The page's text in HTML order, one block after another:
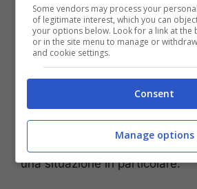
conduzione perché non si
programmi che le vengono
Dopo 25 anni in Mediaset, ho
prendermi un momento per me,
riseco più ad immaginarmi nei
mi venivano proposti”.
La cara Marcuzzi che di
ha da vendere ha fatto una
una situazione in particolare.
Some vendors may process your
of legitimate interest, which you can
your options below. Look for a link at the
or in the site menu to manage or
and cookie settings.
Consent
Manage options